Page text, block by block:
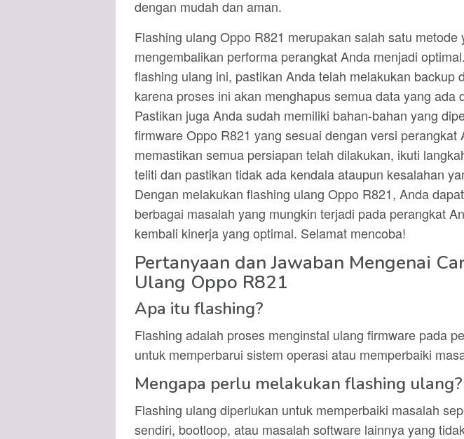
dengan mudah dan aman.
Flashing ulang Oppo R821 merupakan salah satu metode
mengembalikan performa perangkat Anda menjadi
flashing ulang ini, pastikan Anda telah melakukan backup
karena proses ini akan menghapus semua data yang ada
Pastikan juga Anda sudah memiliki bahan-bahan yang
firmware Oppo R821 yang sesuai dengan versi perangkat
memastikan semua persiapan telah dilakukan, ikuti
teliti dan pastikan tidak ada kendala ataupun kesalahan
Dengan melakukan flashing ulang Oppo R821, Anda
berbagai masalah yang mungkin terjadi pada perangkat
kembali kinerja yang optimal. Selamat mencoba!
Pertanyaan dan Jawaban Mengenai
Ulang Oppo R821
Apa itu flashing?
Flashing adalah proses menginstal ulang firmware pada
untuk memperbarui sistem operasi atau memperbaiki
Mengapa perlu melakukan flashing ulang?
Flashing ulang diperlukan untuk memperbaiki masalah
sendiri, bootloop, atau masalah software lainnya yang